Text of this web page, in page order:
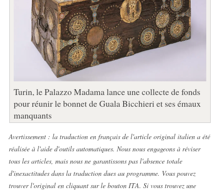
Turin, le Palazzo Madama lance une collecte de fonds
pour réunir le bonnet de Guala Bicchieri et ses émaux
manquants
Avertissement : la traduction en français de l'article original italien a été
réalisée à l'aide d'outils automatiques. Nous nous engageons à réviser
tous les articles, mais nous ne garantissons pas l'absence totale
d'inexactitudes dans la traduction dues au programme. Vous pouvez
trouver l'original en cliquant sur le bouton ITA. Si vous trouvez une